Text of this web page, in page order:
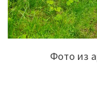
Фото из